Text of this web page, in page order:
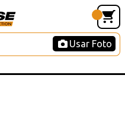
Usar Foto